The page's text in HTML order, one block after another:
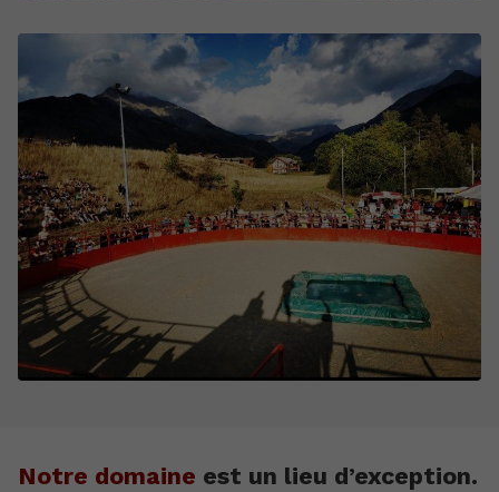
Notre domaine est un lieu d’exception.